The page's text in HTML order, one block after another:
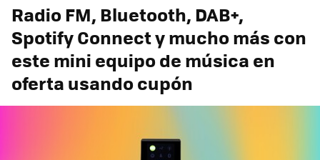
Radio FM, Bluetooth, DAB+,
Spotify Connect y mucho más con
este mini equipo de música en
oferta usando cupón